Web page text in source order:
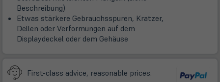
Beschreibung)
Etwas stärkere Gebrauchsspuren, Kratzer,
Dellen oder Verformungen auf dem
Displaydeckel oder dem Gehäuse
First-class advice, reasonable prices.